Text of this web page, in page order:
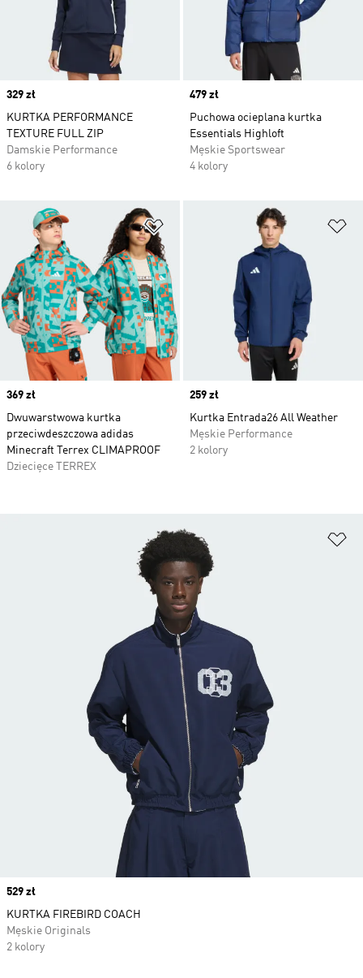
Price
329 zł
KURTKA PERFORMANCE
TEXTURE FULL ZIP
Damskie Performance
6 kolory
Price
479 zł
Puchowa ocieplana kurtka
Essentials Highloft
Męskie Sportswear
4 kolory
Dodaj do listy życzeń
Price
369 zł
Dwuwarstwowa kurtka
przeciwdeszczowa adidas
Minecraft Terrex CLIMAPROOF
Dziecięce TERREX
Price
259 zł
Kurtka Entrada26 All Weather
Męskie Performance
2 kolory
Price
529 zł
KURTKA FIREBIRD COACH
Męskie Originals
2 kolory